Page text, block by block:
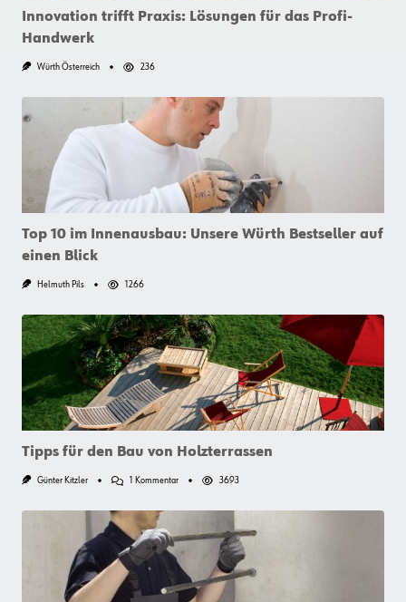
Innovation trifft Praxis: Lösungen für das Profi-
Handwerk
Würth Österreich 236
Top 10 im Innenausbau: Unsere Würth Bestseller auf
einen Blick
Helmuth Pils 1266
Tipps für den Bau von Holzterrassen
Günter Kitzler 1 KommentarZu
Bau
Holzterrassen
3693